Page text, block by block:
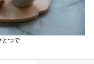
とつで